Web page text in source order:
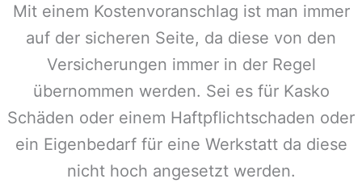
Mit einem Kostenvoranschlag ist man immer
auf der sicheren Seite, da diese von den
Versicherungen immer in der Regel
übernommen werden. Sei es für Kasko
Schäden oder einem Haftpflichtschaden oder
ein Eigenbedarf für eine Werkstatt da diese
nicht hoch angesetzt werden.